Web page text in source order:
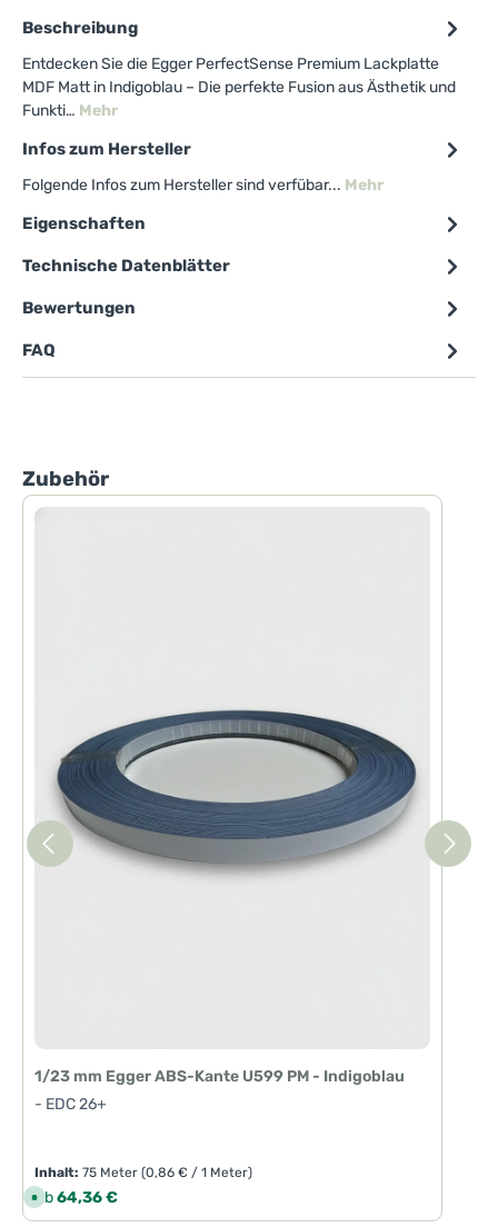
Beschreibung
Entdecken Sie die Egger PerfectSense Premium Lackplatte
MDF Matt in Indigoblau – Die perfekte Fusion aus Ästhetik und
Funkti… Mehr
Infos zum Hersteller
Folgende Infos zum Hersteller sind verfübar... Mehr
Eigenschaften
Technische Datenblätter
Bewertungen
FAQ
Produktgalerie überspringen
Zubehör
1/23 mm Egger ABS-Kante U599 PM - Indigoblau
- EDC 26+
Inhalt:75 Meter(0,86 € / 1 Meter)
Regulärer Preis:
S
o
f
Ab64,36 €